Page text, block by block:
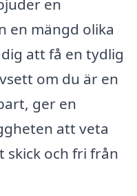
en
en mängd olika
att få en tydlig
om du är en
ger en
att veta
och fri från